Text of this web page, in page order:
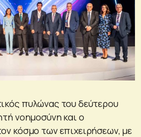
πυλώνας του δεύτερου
νοημοσύνη και ο
κόσμο των επιχειρήσεων, με